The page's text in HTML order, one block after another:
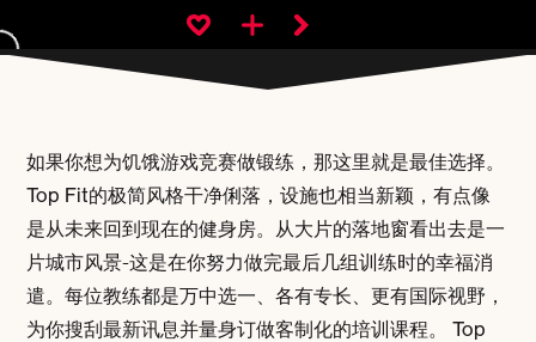
如果你想为饥饿游戏竞赛做锻练，那这里就是最佳选择。
Top Fit的极简风格干净俐落，设施也相当新颖，有点像
是从未来回到现在的健身房。从大片的落地窗看出去是一
片城市风景-这是在你努力做完最后几组训练时的幸福消
遣。每位教练都是万中选一、各有专长、更有国际视野，
为你搜刮最新讯息并量身订做客制化的培训课程。 Top